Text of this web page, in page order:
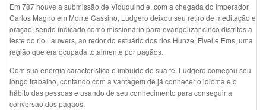
Em 787 houve a submissão de Viduquind e, com a chegada do imperador
Carlos Magno em Monte Cassino, Ludgero deixou seu retiro de meditação e
oração, sendo indicado como missionário para evangelizar cinco distritos a
leste do rio Lauwers, ao redor do estuário dos rios Hunze, Fivel e Ems, uma
região que era ocupada totalmente por pagãos.
Com sua energia característica e imbuído de sua fé, Ludgero começou seu
longo trabalho, contando com a vantagem de já conhecer o idioma e o
hábito das pessoas e usando de seu conhecimento para conseguir a
conversão dos pagãos.